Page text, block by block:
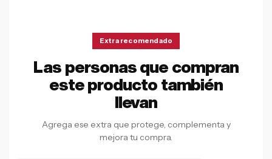
Extra recomendado
Las personas que compran
este producto también
llevan
Agrega ese extra que protege, complementa y
mejora tu compra.